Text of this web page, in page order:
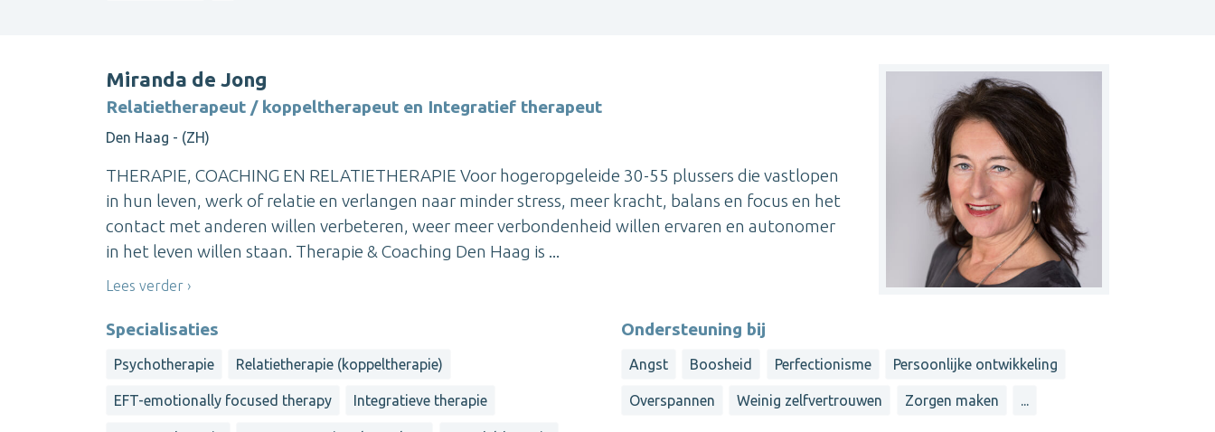
Miranda de Jong
Relatietherapeut / koppeltherapeut en Integratief therapeut
Den Haag - (ZH)
THERAPIE, COACHING EN RELATIETHERAPIE Voor hogeropgeleide 30-55 plussers die vastlopen
in hun leven, werk of relatie en verlangen naar minder stress, meer kracht, balans en focus en het
contact met anderen willen verbeteren, weer meer verbondenheid willen ervaren en autonomer
in het leven willen staan. Therapie & Coaching Den Haag is ...
Lees verder
Specialisaties
Psychotherapie Relatietherapie (koppeltherapie)
EFT-emotionally focused therapy Integratieve therapie
Ondersteuning bij
Angst Boosheid Perfectionisme Persoonlijke ontwikkeling
Overspannen Weinig zelfvertrouwen Zorgen maken ...